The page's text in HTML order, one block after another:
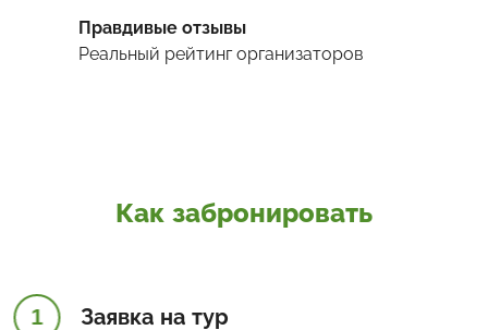
Правдивые отзывы
Реальный рейтинг организаторов
Как забронировать
1 Заявка на тур